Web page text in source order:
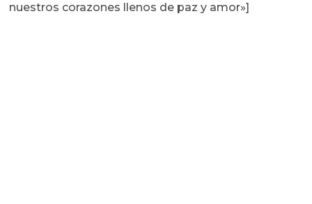
nuestros corazones llenos de paz y amor»]